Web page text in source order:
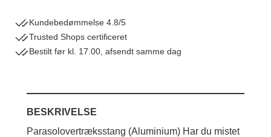
Kundebedømmelse 4.8/5
Trusted Shops certificeret
Bestilt før kl. 17.00, afsendt samme dag
BESKRIVELSE
Parasolovertræksstang (Aluminium) Har du mistet